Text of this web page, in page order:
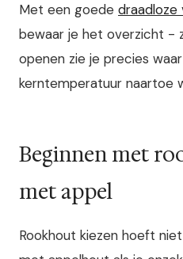
Met een goede
bewaar je het overzicht -
openen zie je precies
kerntemperatuur naartoe
Beginnen met
met appel
Rookhout kiezen hoeft